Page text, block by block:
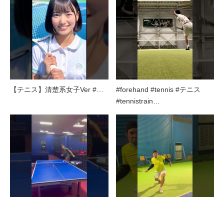
【テニス】清楚系女子Ver #…
#forehand #tennis #テニス
#tennistrain…